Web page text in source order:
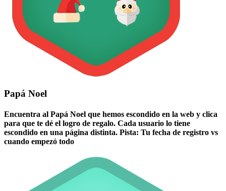
Papá Noel
Encuentra al Papá Noel que hemos escondido en la web y clica
para que te dé el logro de regalo. Cada usuario lo tiene
escondido en una página distinta. Pista: Tu fecha de registro vs
cuando empezó todo